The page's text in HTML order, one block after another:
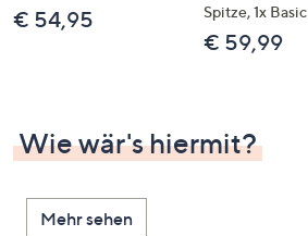
€ 54,95
Spitze, 1x Basic
€ 59,99
Wie wär's hiermit?
Mehr sehen